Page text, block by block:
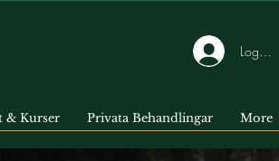
Logga in
& Kurser Privata Behandlingar More